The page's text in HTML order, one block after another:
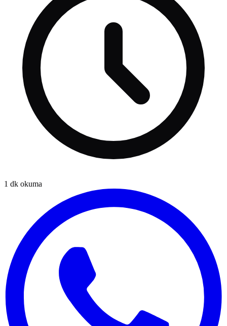
1 dk okuma